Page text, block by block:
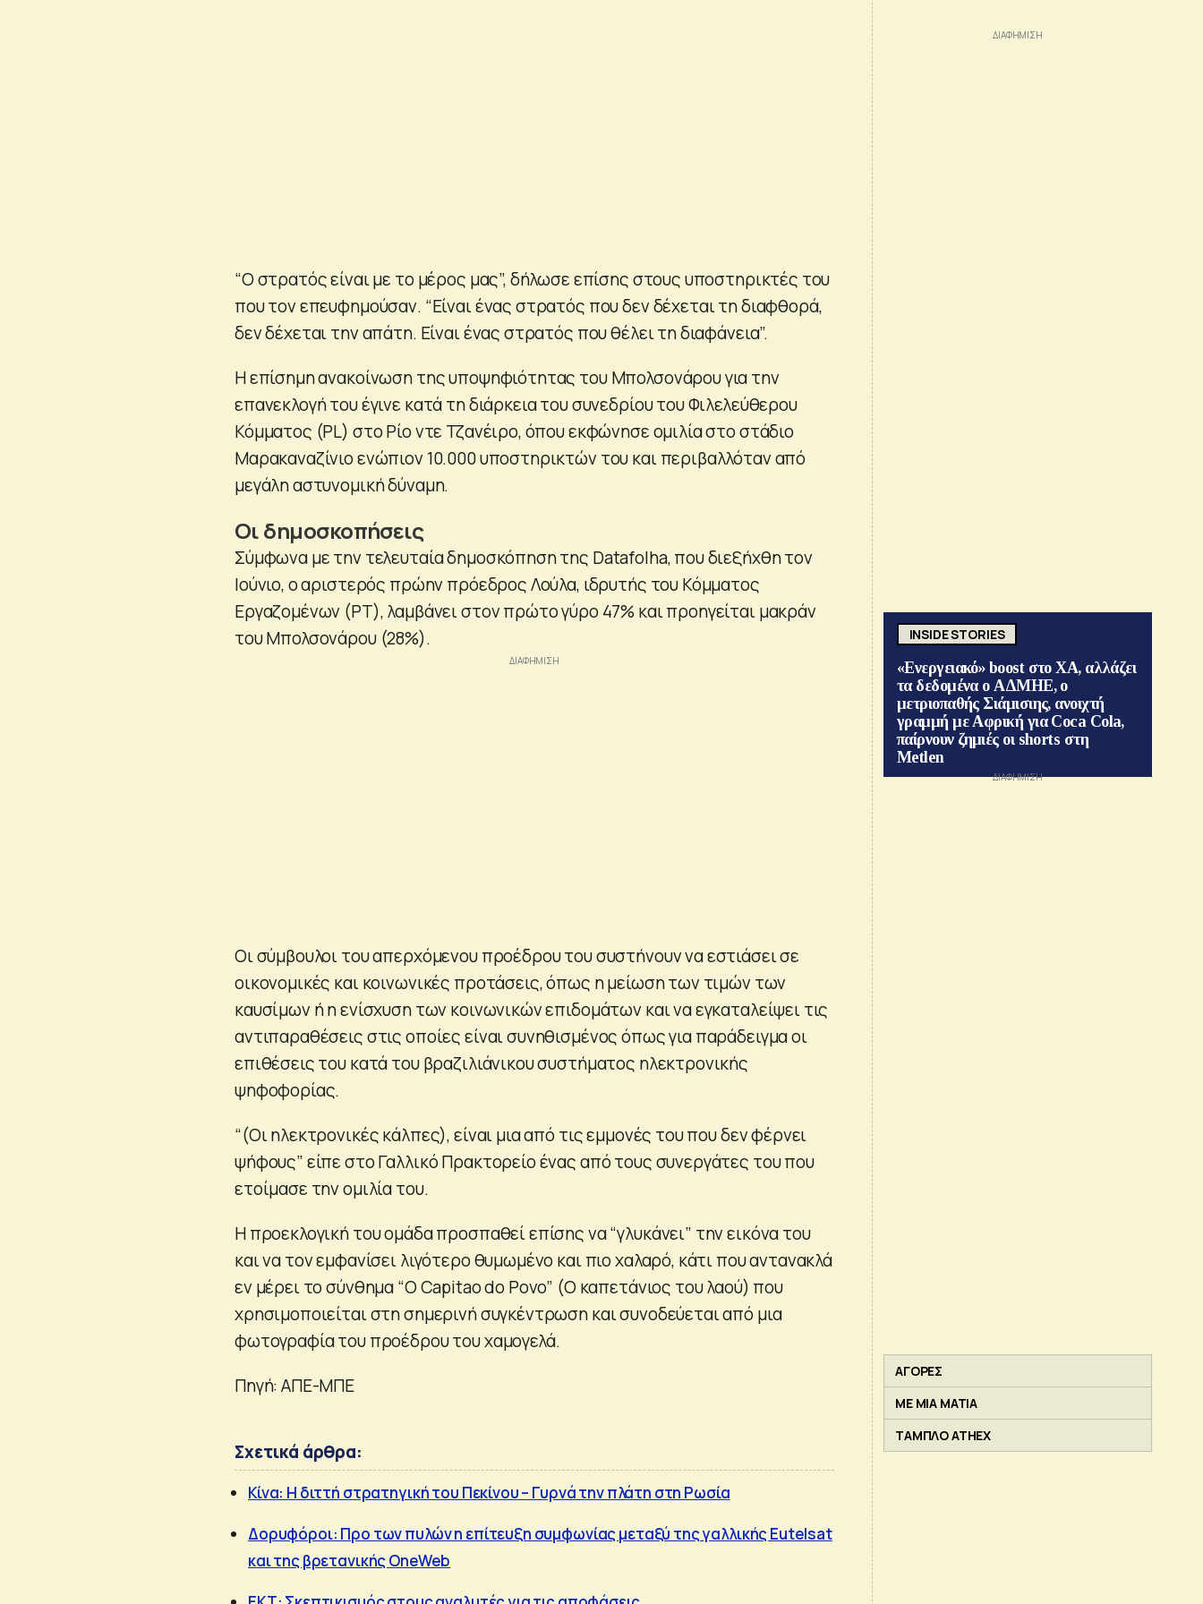
“Ο στρατός είναι με το μέρος μας”, δήλωσε επίσης στους υποστηρικτές του
που τον επευφημούσαν. “Είναι ένας στρατός που δεν δέχεται τη διαφθορά,
δεν δέχεται την απάτη. Είναι ένας στρατός που θέλει τη διαφάνεια”.
Η επίσημη ανακοίνωση της υποψηφιότητας του Μπολσονάρου για την
επανεκλογή του έγινε κατά τη διάρκεια του συνεδρίου του Φιλελεύθερου
Κόμματος (PL) στο Ρίο ντε Τζανέιρο, όπου εκφώνησε ομιλία στο στάδιο
Μαρακαναζίνιο ενώπιον 10.000 υποστηρικτών του και περιβαλλόταν από
μεγάλη αστυνομική δύναμη.
Οι δημοσκοπήσεις
Σύμφωνα με την τελευταία δημοσκόπηση της Datafolha, που διεξήχθη τον
Ιούνιο, ο αριστερός πρώην πρόεδρος Λούλα, ιδρυτής του Κόμματος
Εργαζομένων (PT), λαμβάνει στον πρώτο γύρο 47% και προηγείται μακράν
του Μπολσονάρου (28%).
Οι σύμβουλοι του απερχόμενου προέδρου του συστήνουν να εστιάσει σε
οικονομικές και κοινωνικές προτάσεις, όπως η μείωση των τιμών των
καυσίμων ή η ενίσχυση των κοινωνικών επιδομάτων και να εγκαταλείψει τις
αντιπαραθέσεις στις οποίες είναι συνηθισμένος όπως για παράδειγμα οι
επιθέσεις του κατά του βραζιλιάνικου συστήματος ηλεκτρονικής
ψηφοφορίας.
“(Οι ηλεκτρονικές κάλπες), είναι μια από τις εμμονές του που δεν φέρνει
ψήφους” είπε στο Γαλλικό Πρακτορείο ένας από τους συνεργάτες του που
ετοίμασε την ομιλία του.
Η προεκλογική του ομάδα προσπαθεί επίσης να “γλυκάνει” την εικόνα του
και να τον εμφανίσει λιγότερο θυμωμένο και πιο χαλαρό, κάτι που αντανακλά
εν μέρει το σύνθημα “O Capitao do Povo” (Ο καπετάνιος του λαού) που
χρησιμοποιείται στη σημερινή συγκέντρωση και συνοδεύεται από μια
φωτογραφία του προέδρου του χαμογελά.
Πηγή: ΑΠΕ-ΜΠΕ
Σχετικά άρθρα:
Κίνα: Η διττή στρατηγική του Πεκίνου – Γυρνά την πλάτη στη Ρωσία
Δορυφόροι: Προ των πυλών η επίτευξη συμφωνίας μεταξύ της γαλλικής Eutelsat
και της βρετανικής OneWeb
INSIDE STORIES
«Ενεργειακό» boost στο ΧΑ, αλλάζει
τα δεδομένα ο ΑΔΜΗΕ, ο
μετριοπαθής Σιάμισιης, ανοιχτή
γραμμή με Αφρική για Coca Cola,
παίρνουν ζημιές οι shorts στη
Metlen
ΑΓΟΡΕΣ
ΜΕ ΜΙΑ ΜΑΤΙΑ
ΤΑΜΠΛΟ ATHEX